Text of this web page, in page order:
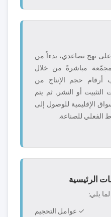
على نهج تصاعدي، بدءاً من
مباشرةً من خلال
أرقام حجم الإنتاج من
أو النشر. ثم يتم
الإقليمية للوصول إلى
الفعلي للصناعة.
يلي:
✓ عوامل التحجيم